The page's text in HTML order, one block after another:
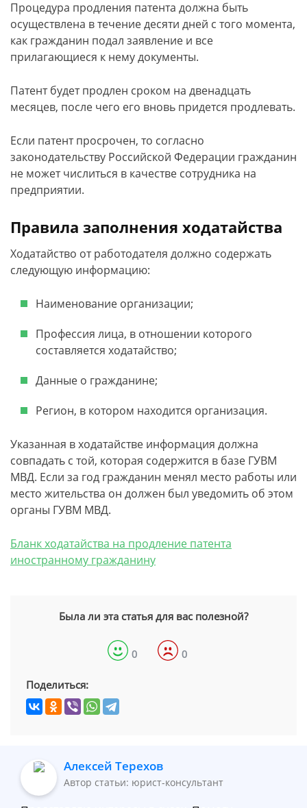
Процедура продления патента должна быть
осуществлена в течение десяти дней с того момента,
как гражданин подал заявление и все
прилагающиеся к нему документы.
Патент будет продлен сроком на двенадцать
месяцев, после чего его вновь придется продлевать.
Если патент просрочен, то согласно
законодательству Российской Федерации гражданин
не может числиться в качестве сотрудника на
предприятии.
Правила заполнения ходатайства
Ходатайство от работодателя должно содержать
следующую информацию:
Наименование организации;
Профессия лица, в отношении которого
составляется ходатайство;
Данные о гражданине;
Регион, в котором находится организация.
Указанная в ходатайстве информация должна
совпадать с той, которая содержится в базе ГУВМ
МВД. Если за год гражданин менял место работы или
место жительства он должен был уведомить об этом
органы ГУВМ МВД.
Бланк ходатайства на продление патента
иностранному гражданину
Была ли эта статья для вас полезной?
0 0
Поделиться:
Алексей Терехов
Автор статьи: юрист-консультант